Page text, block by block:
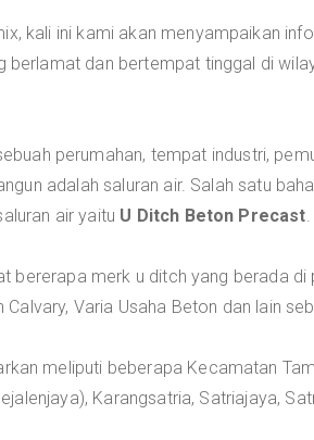
kali ini kami akan menyampaikan
berlamat dan bertempat tinggal di
perumahan, tempat industri,
adalah saluran air. Salah satu
air yaitu U Ditch Beton Precast.
bererapa merk u ditch yang berada di
Varia Usaha Beton dan lain
meliputi beberapa Kecamatan
Karangsatria, Satriajaya,